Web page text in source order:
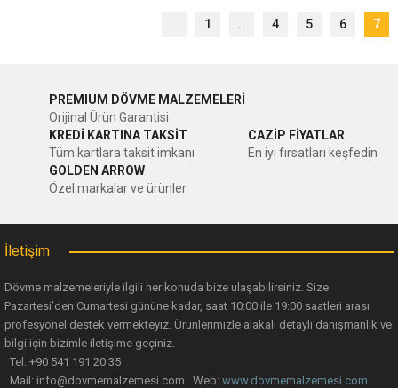
1 .. 4 5 6 7
PREMIUM DÖVME MALZEMELERİ
Orijinal Ürün Garantisi
KREDİ KARTINA TAKSİT
Tüm kartlara taksit imkanı
CAZİP FİYATLAR
En iyi fırsatları keşfedin
GOLDEN ARROW
Özel markalar ve ürünler
İletişim
Dövme malzemeleriyle ilgili her konuda bize ulaşabilirsiniz. Size
Pazartesi’den Cumartesi gününe kadar, saat 10:00 ile 19:00 saatleri arası
profesyonel destek vermekteyiz. Ürünlerimizle alakalı detaylı danışmanlık ve
bilgi için bizimle iletişime geçiniz.
Tel. +90 541 191 20 35
Mail: info@dovmemalzemesi.com Web: www.dovmemalzemesi.com